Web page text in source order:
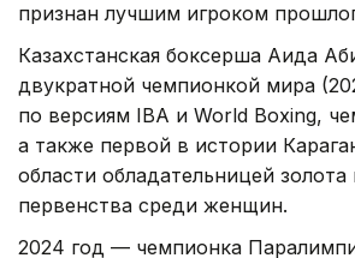
признан лучшим игроком
Казахстанская боксерша Аида
двукратной чемпионкой мира
по версиям IBA и World Boxing,
а также первой в истории
области обладательницей
первенства среди женщин.
2024 год — чемпионка